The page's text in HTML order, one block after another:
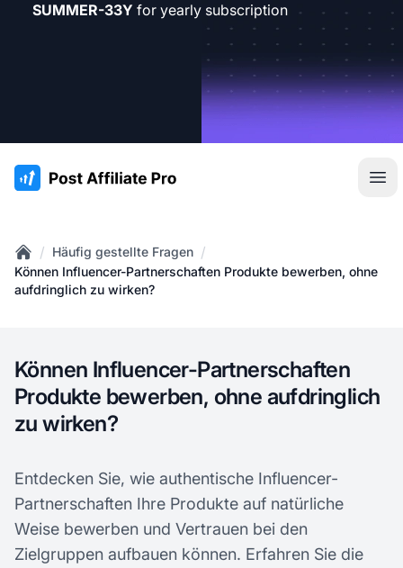
SUMMER-33Y for yearly subscription
:site.title
Home
/ Häufig gestellte Fragen /
Können Influencer-Partnerschaften Produkte bewerben, ohne
aufdringlich zu wirken?
Können Influencer-Partnerschaften
Produkte bewerben, ohne aufdringlich
zu wirken?
Entdecken Sie, wie authentische Influencer-
Partnerschaften Ihre Produkte auf natürliche
Weise bewerben und Vertrauen bei den
Zielgruppen aufbauen können. Erfahren Sie die